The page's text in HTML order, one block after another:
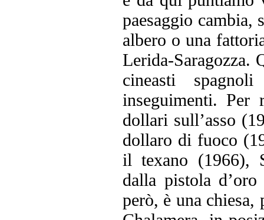
paesaggio cambia,
albero o una
Lerida-Saragozza.
cineasti
inseguimenti. Per
dollari sull’asso
dollaro di fuoco
il texano (1966),
dalla pistola
però, è una chiesa,